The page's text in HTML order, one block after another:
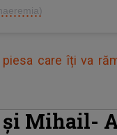
care îți va
și Mihail-